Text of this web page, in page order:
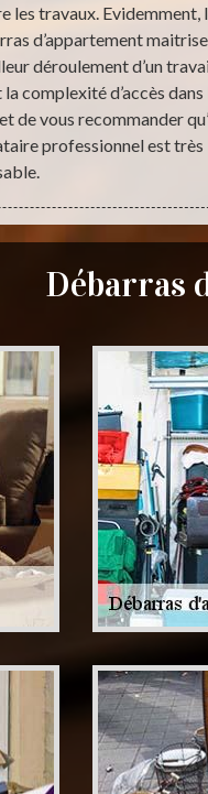
les travaux. Evidemment,
d’appartement
déroulement d’un
complexité d’accès dans
de vous recommander
professionnel est très
Débarras